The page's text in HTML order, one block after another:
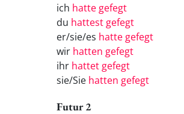
ich hatte gefegt
du hattest gefegt
er/sie/es hatte gefegt
wir hatten gefegt
ihr hattet gefegt
sie/Sie hatten gefegt
Futur 2